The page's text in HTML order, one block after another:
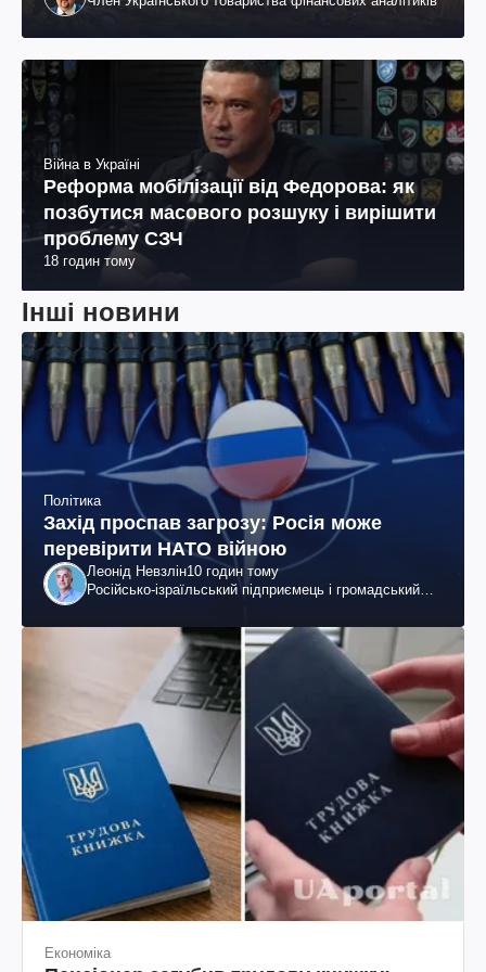
Війна в Україні
Реформа мобілізації від Федорова: як
позбутися масового розшуку і вирішити
проблему СЗЧ
18 годин тому
Інші новини
Політика
Захід проспав загрозу: Росія може
перевірити НАТО війною
Леонід Невзлін10 годин тому
Російсько-ізраїльський підприємець і громадський
Економіка